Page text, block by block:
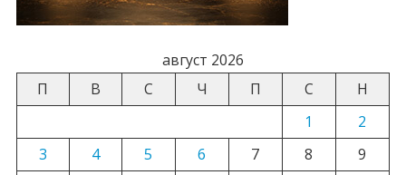
август 2026
П
В С Ч П С
Н
1
2
3
4 5 6 7 8
9